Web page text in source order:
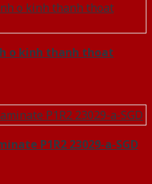
o kinh thanh thoat
P1R2 23029-a-SGD